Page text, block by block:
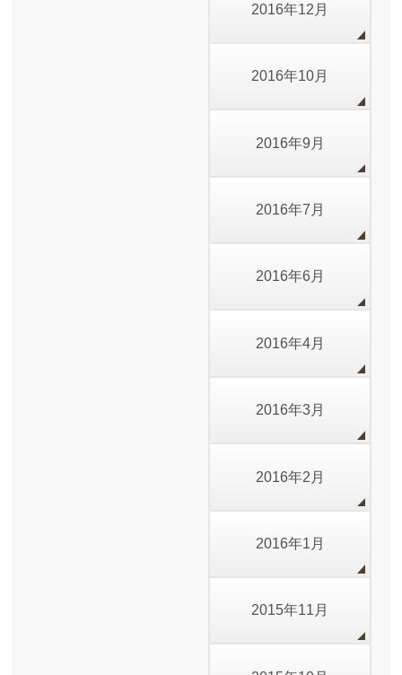
2016年12月
2016年10月
2016年9月
2016年7月
2016年6月
2016年4月
2016年3月
2016年2月
2016年1月
2015年11月